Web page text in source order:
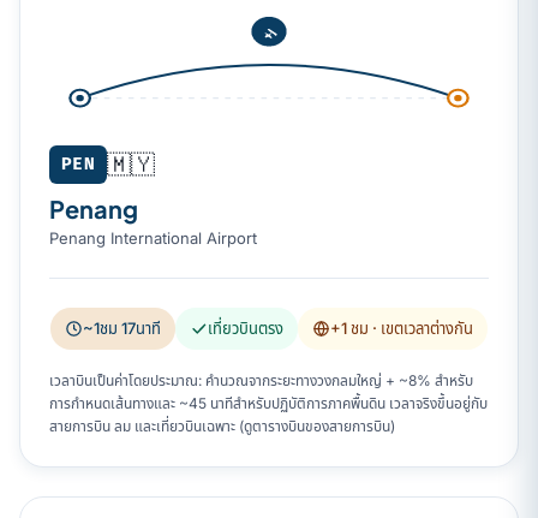
PEN 🇲🇾
Penang
Penang International Airport
~1ชม 17นาที เที่ยวบินตรง +1 ชม · เขตเวลาต่างกัน
เวลาบินเป็นค่าโดยประมาณ: คำนวณจากระยะทางวงกลมใหญ่ + ~8% สำหรับ
การกำหนดเส้นทางและ ~45 นาทีสำหรับปฏิบัติการภาคพื้นดิน เวลาจริงขึ้นอยู่กับ
สายการบิน ลม และเที่ยวบินเฉพาะ (ดูตารางบินของสายการบิน)